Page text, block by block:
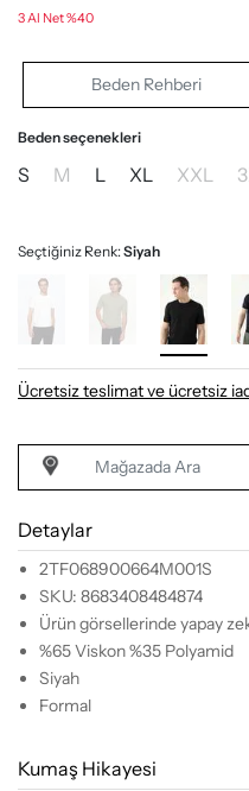
3 Al Net %40
Beden Rehberi
Beden seçenekleri
S M L XL XXL
Seçtiğiniz Renk:Siyah
Ücretsiz teslimat ve ücretsiz
Mağazada Ara
Detaylar
2TF068900664M001S
SKU: 8683408484874
Ürün görsellerinde yapay
%65 Viskon %35 Polyamid
Siyah
Formal
Kumaş Hikayesi